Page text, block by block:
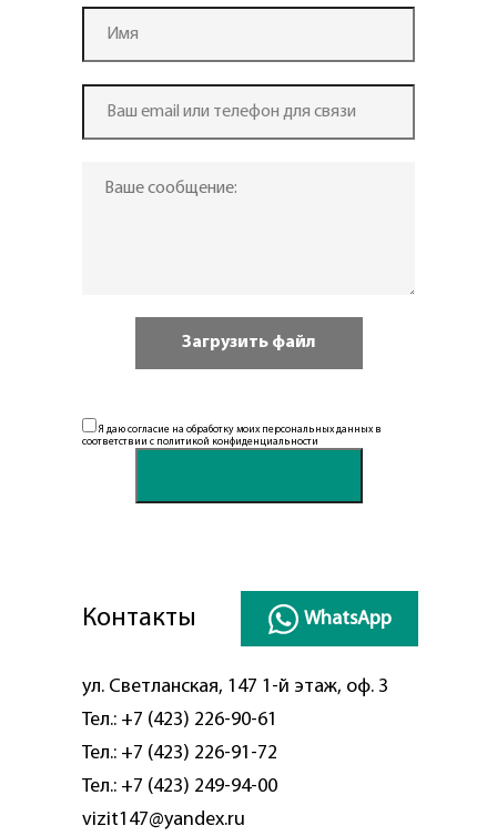
Я даю согласие на обработку моих персональных данных в
соответствии с политикой конфиденциальности
Контакты WhatsApp
ул. Светланская, 147 1-й этаж, оф. 3
Тел.: +7 (423) 226-90-61
Тел.: +7 (423) 226-91-72
Тел.: +7 (423) 249-94-00
vizit147@yandex.ru